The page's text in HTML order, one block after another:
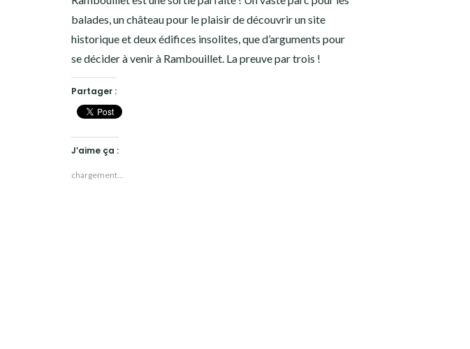
balades, un château pour le plaisir de découvrir un site
historique et deux édifices insolites, que d’arguments pour
se décider à venir à Rambouillet. La preuve par trois !
Partager :
J’aime ça :
chargement…